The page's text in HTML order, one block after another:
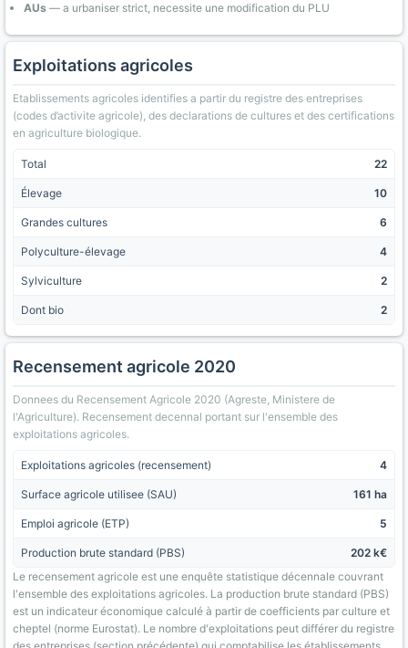
AUs — a urbaniser strict, necessite une modification du PLU
Exploitations agricoles
Etablissements agricoles identifies a partir du registre des entreprises
(codes d’activite agricole), des declarations de cultures et des certifications
en agriculture biologique.
Total 22
Élevage 10
Grandes cultures 6
Polyculture-élevage 4
Sylviculture 2
Dont bio 2
Recensement agricole 2020
Donnees du Recensement Agricole 2020 (Agreste, Ministere de
l'Agriculture). Recensement decennal portant sur l'ensemble des
exploitations agricoles.
Exploitations agricoles (recensement) 4
Surface agricole utilisee (SAU) 161 ha
Emploi agricole (ETP) 5
Production brute standard (PBS)
202 k€
Le recensement agricole est une enquête statistique décennale couvrant
l'ensemble des exploitations agricoles. La production brute standard (PBS)
est un indicateur économique calculé à partir de coefficients par culture et
cheptel (norme Eurostat). Le nombre d'exploitations peut différer du registre